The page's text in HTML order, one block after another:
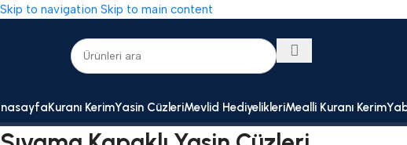
Skip to navigation Skip to main content
Kuranı KerimYasin CüzleriMevlid HediyelikleriMealli Kuranı Kerim